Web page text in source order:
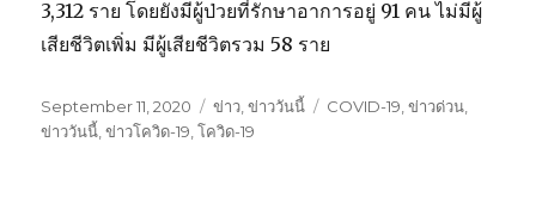
3,312 ราย โดยยังมีผู้ป่วยที่รักษาอาการอยู่ 91 คน ไม่มีผู้
เสียชีวิตเพิ่ม มีผู้เสียชีวิตรวม 58 ราย
Posted
on
September 11, 2020 Categories
ข่าว ,ข่าววันนี้ Tags
COVID-19 ,ข่าวด่วน
ข่าววันนี้ ,ข่าวโควิด-19 ,โควิด-19